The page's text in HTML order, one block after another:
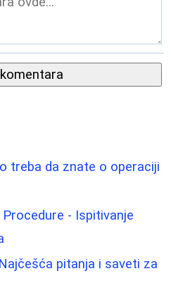
treba da znate o operaciji
- Ispitivanje
pitanja i saveti za